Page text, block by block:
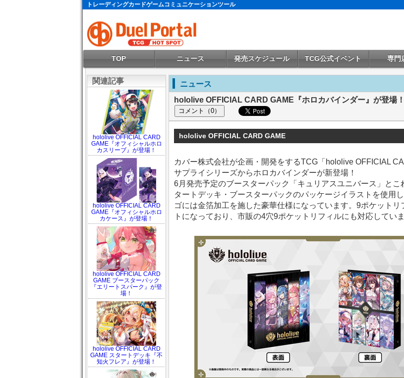
トレーディングカードゲームコミュニケーションツール
TOP ニュース 発売スケジュール TCG公式イベント 専門
関連記事
hololive OFFICIAL CARD
GAME『オフィシャルホロ
カスリーブ』が登場！
hololive OFFICIAL CARD
GAME『オフィシャルホロ
カケース』が登場！
hololive OFFICIAL CARD
GAME ブースターパック
『エリートスパーク』が登
場！
hololive OFFICIAL CARD
GAME スタートデッキ『不
知火フレア』が登場！
ニュース
hololive OFFICIAL CARD GAME『ホロカバインダー』が登場！
hololive OFFICIAL CARD GAME
カバー株式会社が企画・開発をするTCG「hololive OFFICIAL
サプライシリーズからホロカバインダーが新登場！
6月発売予定のブースターパック「キュリアスユニバース」とこ
タートデッキ・ブースターパックのパッケージイラストを使用
ゴには金箔加工を施した豪華仕様になっています。9ポケットリ
トになっており、市販の4穴9ポケットリフィルにも対応していま